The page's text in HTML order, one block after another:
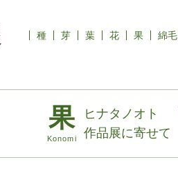
種 芽 葉 花 果 綿毛
ヒナタノオト
作品展に寄せて